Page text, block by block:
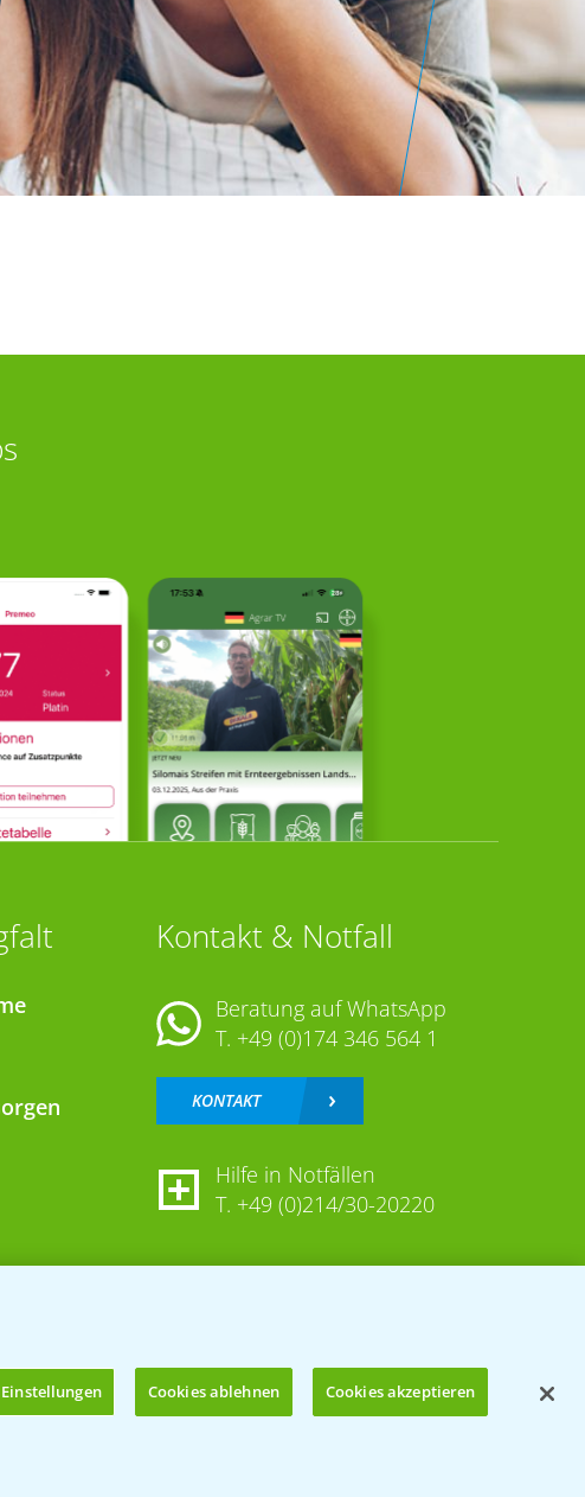
Kontakt & Notfall
Beratung auf WhatsApp
T. +49 (0)174 346 564 1
KONTAKT
Hilfe in Notfällen
T. +49 (0)214/30-20220
Cookies ablehnen Cookies akzeptieren